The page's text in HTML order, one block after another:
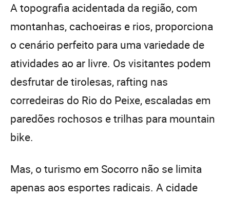
A topografia acidentada da região, com
montanhas, cachoeiras e rios, proporciona
o cenário perfeito para uma variedade de
atividades ao ar livre. Os visitantes podem
desfrutar de tirolesas, rafting nas
corredeiras do Rio do Peixe, escaladas em
paredões rochosos e trilhas para mountain
bike.
Mas, o turismo em Socorro não se limita
apenas aos esportes radicais. A cidade